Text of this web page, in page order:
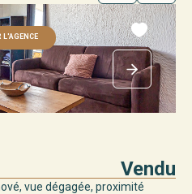
L'AGENCE
Vendu
vue dégagée, proximité